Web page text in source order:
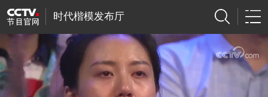
时代楷模发布厅